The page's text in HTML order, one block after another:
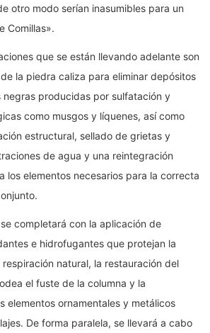
otro modo serían inasumibles para un
Comillas».
que se están llevando adelante son
la piedra caliza para eliminar depósitos
producidas por sulfatación y
como musgos y líquenes, así como
estructural, sellado de grietas y
de agua y una reintegración
los elementos necesarios para la correcta
completará con la aplicación de
e hidrofugantes que protejan la
natural, la restauración del
el fuste de la columna y la
elementos ornamentales y metálicos
De forma paralela, se llevará a cabo